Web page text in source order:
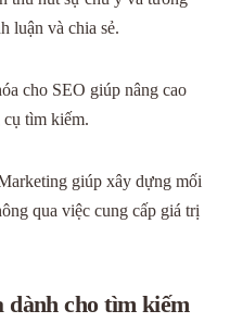
luận và chia sẻ.
cho SEO giúp nâng cao
cụ tìm kiếm.
giúp xây dựng mối
qua việc cung cấp giá trị
cho tìm kiếm